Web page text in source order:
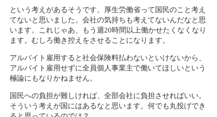
という考えがあるそうです。厚生労働省って国民のこと考え
てないと思いました。会社の気持ちも考えてないんだなと思
います。これじゃあ、もう週20時間以上働かせたくなくなり
ます。むしろ働き控えをさせることになります。
アルバイト雇用すると社会保険料払わないといけないから、
アルバイト雇用せずに全員個人事業主で働いてほしいという
極論にもなりかねません。
国民への負担が難しければ、全部会社に負担させればいい。
そういう考えが国にはあるなと思います。何でも丸投げでき